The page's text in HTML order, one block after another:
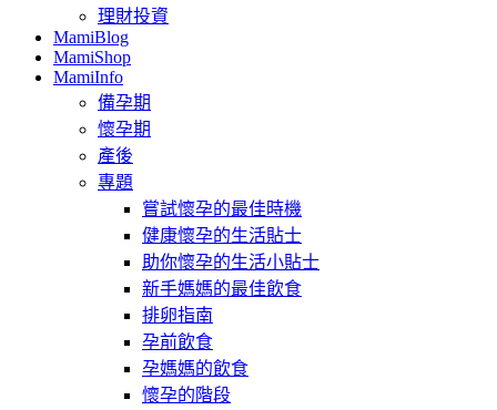
理財投資
MamiBlog
MamiShop
MamiInfo
備孕期
懷孕期
產後
專題
嘗試懷孕的最佳時機
健康懷孕的生活貼士
助你懷孕的生活小貼士
新手媽媽的最佳飲食
排卵指南
孕前飲食
孕媽媽的飲食
懷孕的階段